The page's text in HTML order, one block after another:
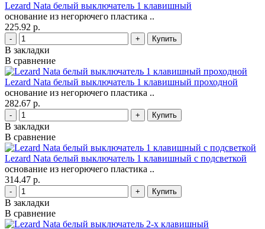
Lezard Nata белый выключатель 1 клавишный
основание из негорючего пластика ..
225.92 р.
- +
В закладки
В сравнение
Lezard Nata белый выключатель 1 клавишный проходной
основание из негорючего пластика ..
282.67 р.
- +
В закладки
В сравнение
Lezard Nata белый выключатель 1 клавишный с подсветкой
основание из негорючего пластика ..
314.47 р.
- +
В закладки
В сравнение